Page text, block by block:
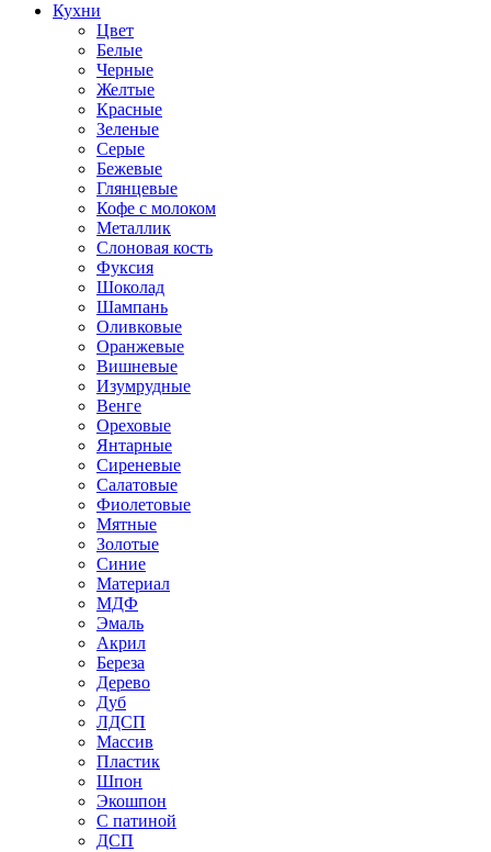
Кухни
Цвет
Белые
Черные
Желтые
Красные
Зеленые
Серые
Бежевые
Глянцевые
Кофе с молоком
Металлик
Слоновая кость
Фуксия
Шоколад
Шампань
Оливковые
Оранжевые
Вишневые
Изумрудные
Венге
Ореховые
Янтарные
Сиреневые
Салатовые
Фиолетовые
Мятные
Золотые
Синие
Материал
МДФ
Эмаль
Акрил
Береза
Дерево
Дуб
ЛДСП
Массив
Пластик
Шпон
Экошпон
С патиной
ДСП